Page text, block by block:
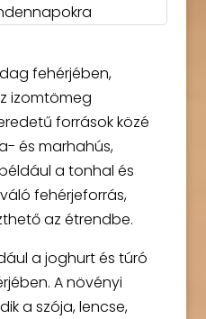
fehérjében,
izomtömeg
források közé
és marhahús,
a tonhal és
fehérjeforrás,
az étrendbe.
a joghurt és túró
A növényi
a szója, lencse,